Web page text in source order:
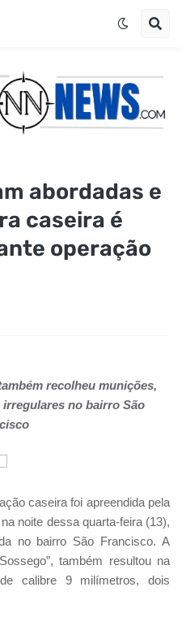
abordadas e
caseira é
operação
recolheu munições,
no bairro São
caseira foi apreendida pela
noite dessa quarta-feira (13),
no bairro São Francisco. A
também resultou na
calibre 9 milímetros, dois